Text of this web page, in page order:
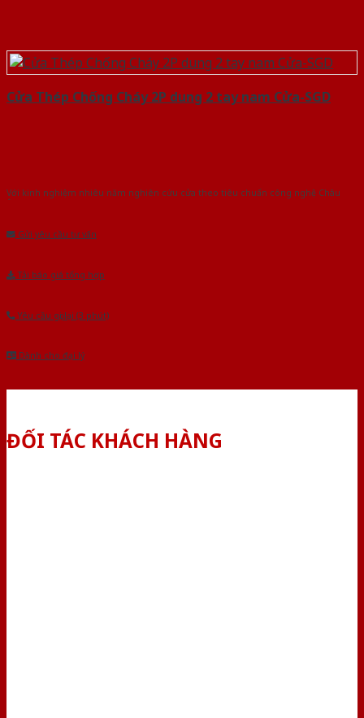
Cửa Thép Chống Cháy 2P dung 2 tay nam Cửa-SGD
Với kinh nghiệm nhiêu năm nghiên cứu cửa theo tiêu chuẩn công nghệ Châu
Gửi yêu cầu tư vấn
Tải báo giá tổng hợp
Yêu cầu gọi lại (3 phút)
Dành cho đại lý
ĐỐI TÁC KHÁCH HÀNG